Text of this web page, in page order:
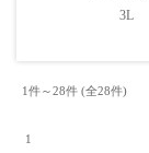
3L
1件～28件 (全28件)
1